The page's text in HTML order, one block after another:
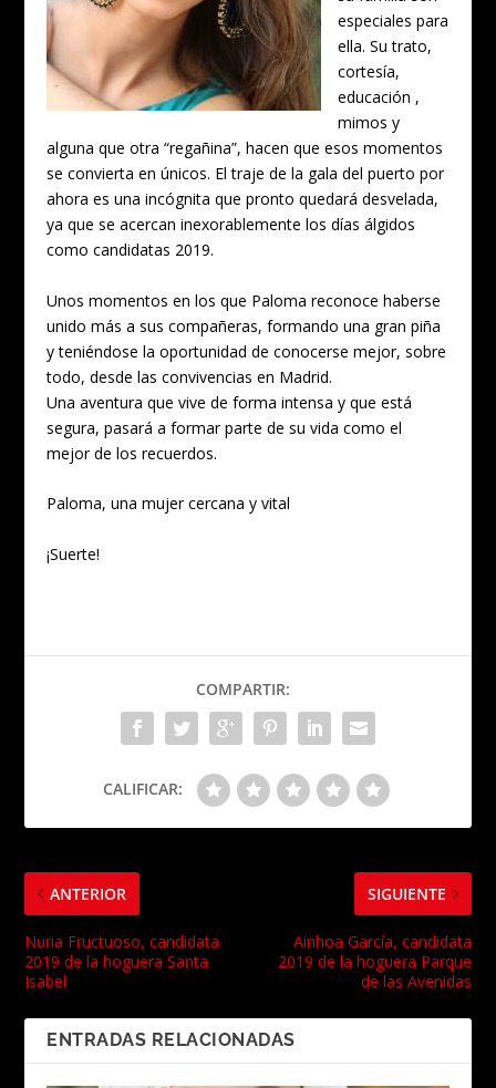
especiales para
ella. Su trato,
cortesía,
educación ,
mimos y
alguna que otra “regañina”, hacen que esos momentos
se convierta en únicos. El traje de la gala del puerto por
ahora es una incógnita que pronto quedará desvelada,
ya que se acercan inexorablemente los días álgidos
como candidatas 2019.
Unos momentos en los que Paloma reconoce haberse
unido más a sus compañeras, formando una gran piña
y teniéndose la oportunidad de conocerse mejor, sobre
todo, desde las convivencias en Madrid.
Una aventura que vive de forma intensa y que está
segura, pasará a formar parte de su vida como el
mejor de los recuerdos.
Paloma, una mujer cercana y vital
¡Suerte!
COMPARTIR:
CALIFICAR:
ANTERIOR
Nuria Fructuoso, candidata
2019 de la hoguera Santa
Isabel
SIGUIENTE
Ainhoa García, candidata
2019 de la hoguera Parque
de las Avenidas
ENTRADAS RELACIONADAS